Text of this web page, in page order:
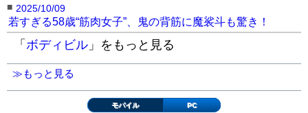
■ 2025/10/09
若すぎる58歳“筋肉女子”、鬼の背筋に魔裟斗も驚き！
「 ボディビル 」をもっと見る
≫もっと見る
モバイル PC